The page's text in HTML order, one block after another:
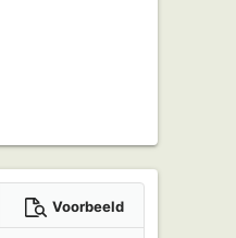
Voorbeeld